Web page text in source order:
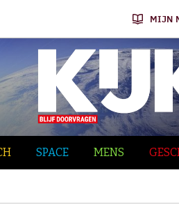
MIJN
SPACE MENS